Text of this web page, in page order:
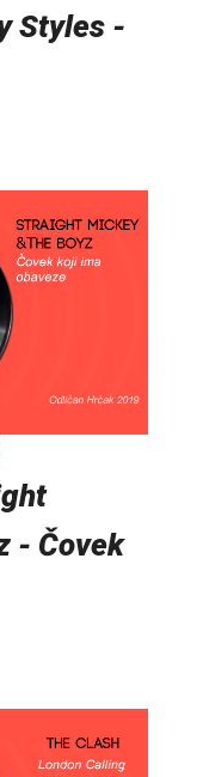
Styles -
- Čovek